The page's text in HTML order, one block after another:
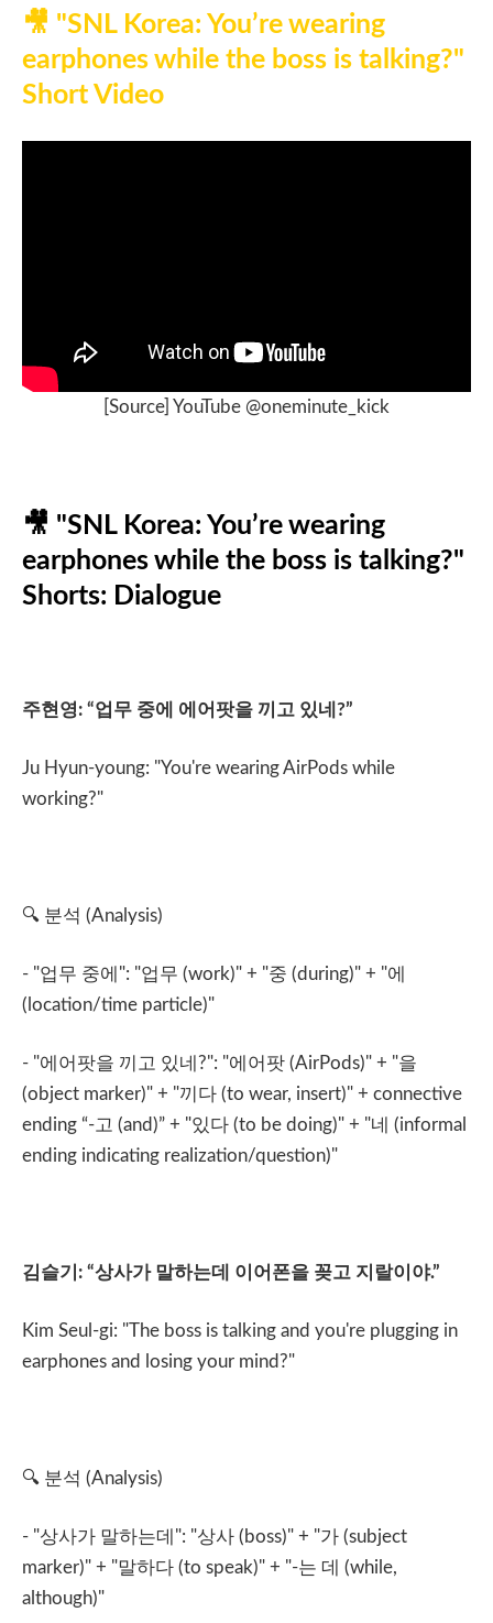
🎥 "SNL Korea: You’re wearing
earphones while the boss is talking?"
Short Video
[Source] YouTube @oneminute_kick
🎥 "SNL Korea: You’re wearing
earphones while the boss is talking?"
Shorts: Dialogue
주현영: “업무 중에 에어팟을 끼고 있네 ?”
Ju Hyun-young: "You're wearing AirPods while
working?"
🔍 분석 (Analysis)
- "업무 중에 ": "업무 (work)" + "중 (during)" + "에
(location/time particle)"
- "에어팟을 끼고 있네 ?": "에어팟 (AirPods)" + "을
(object marker)" + "끼다 (to wear, insert)" + connective
ending “-고 (and)” + "있다 (to be doing)" + "네
(informal
ending indicating realization/question)"
김슬기 : “상사가 말하는데 이어폰을 꽂고 지랄이야.”
Kim Seul-gi: "The boss is talking and you're plugging in
earphones and losing your mind?"
🔍 분석 (Analysis)
- "상사가 말하는데 ": "상사 (boss)" + "가 (subject
marker)" + "말하다 (to speak)" + "-는 데
(while,
although)"